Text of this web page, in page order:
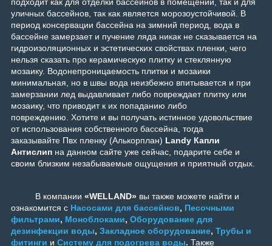
подходит как для отделки бассейнов в помещении, так и для
уличных бассейнов, так как является морозоустойчивой. В
период консервации бассейна на зимний период, вода в
бассейне замерзает и пучение ляда никак не сказывается на
гидроизоляционных и эстетических свойствах пленки, чего
нельзя сказать про керамическую плитку и стеклянную
мозаику. Водонепроницаемость плитки и мозаики
минимальная, но в швы вода неизбежно впитывается и при
замерзании лед выдавливает либо повреждает плитку или
мозаику, что приводит к их попаданию либо
повреждению. Хотите и вы получать истинное удовольствие
от использования собственного бассейна, тогда
заказывайте Пвх пленку (Алькорплан) Landy Капли
Антислип на данном сайте уже сейчас, подарите себе и
своим близким незабываемые ощущения и приятный отдых.
В компании «WELLAND» вы также можете найти и
ознакомится с Насосами для бассейнов, Песочными
фильтрами, Моноблоками, Оборудование для
дезинфекции воды, Закладное оборудование, Трубы и
фитинги и Систему для подогрева воды. Также